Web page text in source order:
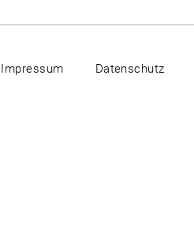
Impressum Datenschutz